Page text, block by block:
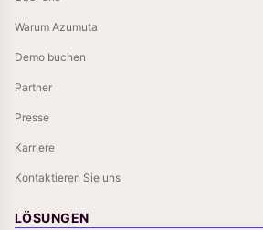
Warum Azumuta
Demo buchen
Partner
Presse
Karriere
Kontaktieren Sie uns
LÖSUNGEN